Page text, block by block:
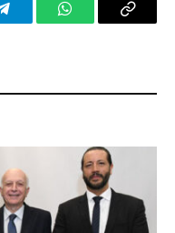
TelegramWhatsAppCopy